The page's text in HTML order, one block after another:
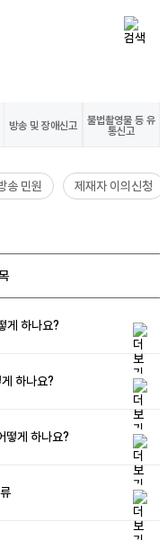
방송 및 장애신고
불법촬영물 등 유
통신고
송 민원 제재자 이의신청
게 하나요?
하나요?
떻게 하나요?